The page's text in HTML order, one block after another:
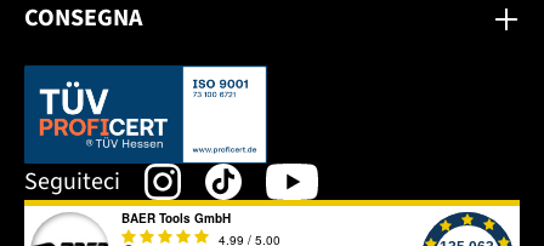
CONSEGNA
Dieser Link öffnet sich in einem neuen Tab.
Seguiteci